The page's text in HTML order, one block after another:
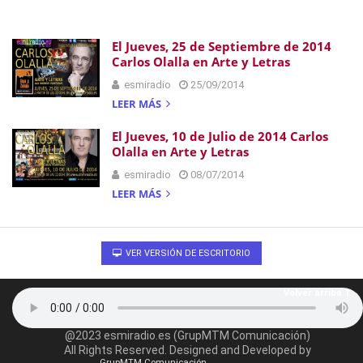
El Jueves, 25 de Septiembre de 2014
Carlos Olalla en Arte y Letras
esmiradio 25/09/2014
LEER MÁS
El Jueves, 10 de Julio de 2014 Carlos
Olalla en Arte y Letras
esmiradio 08/07/2014
LEER MÁS
VER VERSIÓN DE ESCRITORIO
@2023 esmiradio.es (GrupMTM Comunicación)
All Rights Reserved. Designed and Developed by